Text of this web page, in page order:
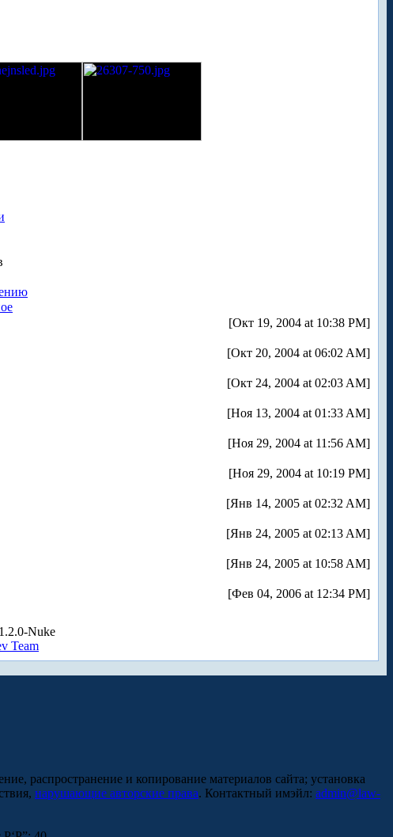
[Окт 19, 2004 at 10:38 PM]
[Окт 20, 2004 at 06:02 AM]
[Окт 24, 2004 at 02:03 AM]
[Ноя 13, 2004 at 01:33 AM]
[Ноя 29, 2004 at 11:56 AM]
[Ноя 29, 2004 at 10:19 PM]
[Янв 14, 2005 at 02:32 AM]
[Янв 24, 2005 at 02:13 AM]
[Янв 24, 2005 at 10:58 AM]
[Фев 04, 2006 at 12:34 PM]
Nuke
Team
распространение и копирование материалов сайта; установка
нарушающие авторские права. Контактный имэйл: admin@law-